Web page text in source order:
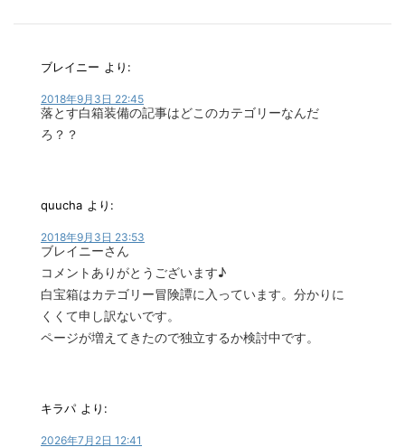
ブレイニー より:
2018年9月3日 22:45
落とす白箱装備の記事はどこのカテゴリーなんだ
ろ？？
quucha より:
2018年9月3日 23:53
ブレイニーさん
コメントありがとうございます♪
白宝箱はカテゴリー冒険譚に入っています。分かりに
くくて申し訳ないです。
ページが増えてきたので独立するか検討中です。
キラパ より:
2026年7月2日 12:41